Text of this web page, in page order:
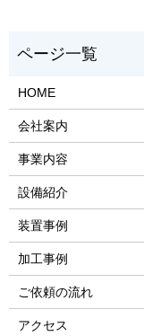
HOME
会社案内
事業内容
設備紹介
装置事例
加工事例
ご依頼の流れ
アクセス